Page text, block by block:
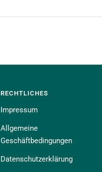
RECHTLICHES
Impressum
Allgemeine
Geschäftbedingungen
Datenschutzerklärung